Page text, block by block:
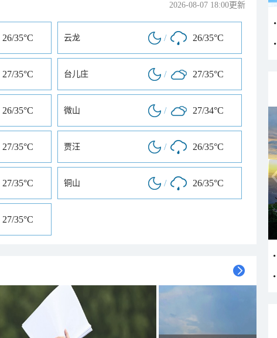
2026-08-07 18:00更新
26/35°C 云龙 / 26/35°C
27/35°C 台儿庄 / 27/35°C
26/35°C 微山 / 27/34°C
27/35°C 贾汪 / 26/35°C
27/35°C 铜山 / 26/35°C
27/35°C